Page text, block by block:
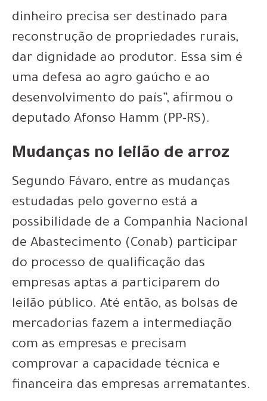
dinheiro precisa ser destinado para
reconstrução de propriedades rurais,
dar dignidade ao produtor. Essa sim é
uma defesa ao agro gaúcho e ao
desenvolvimento do país”, afirmou o
deputado Afonso Hamm (PP-RS).
Mudanças no leilão de arroz
Segundo Fávaro, entre as mudanças
estudadas pelo governo está a
possibilidade de a Companhia Nacional
de Abastecimento (Conab) participar
do processo de qualificação das
empresas aptas a participarem do
leilão público. Até então, as bolsas de
mercadorias fazem a intermediação
com as empresas e precisam
comprovar a capacidade técnica e
financeira das empresas arrematantes.